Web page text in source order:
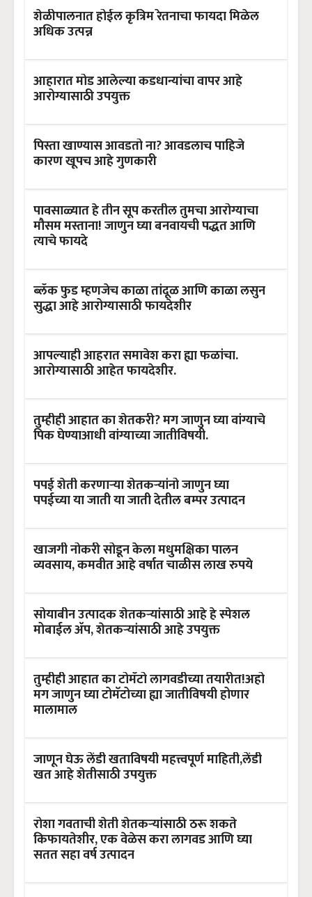
शेळीपालनात होईल कृत्रिम रेतनाचा फायदा मिळेल
अधिक उत्पन्न
आहारात मोड आलेल्या कडधान्यांचा वापर आहे
आरोग्यासाठी उपयुक्त
पिस्ता खाण्यास आवडतो ना? आवडलाच पाहिजे
कारण खूपच आहे गुणकारी
पावसाळ्यात हे तीन सूप करतील तुमचा आरोग्याचा
मौसम मस्ताना! जाणुन घ्या बनवायची पद्धत आणि
त्याचे फायदे
ब्लॅक फुड म्हणजेच काळा तांदूळ आणि काळा लसुन
सुद्धा आहे आरोग्यासाठी फायदेशीर
आपल्याही आहरात समावेश करा ह्या फळांचा.
आरोग्यासाठी आहेत फायदेशीर.
तुम्हीही आहात का शेतकरी? मग जाणुन घ्या वांग्याचे
पिक घेण्याआधी वांग्याच्या जातीविषयी.
पपई शेती करणाऱ्या शेतकऱ्यांनो जाणुन घ्या
पपईच्या या जाती या जाती देतील बम्पर उत्पादन
खाजगी नोकरी सोडून केला मधुमक्षिका पालन
व्यवसाय, कमवीत आहे वर्षात चाळीस लाख रुपये
सोयाबीन उत्पादक शेतकऱ्यांसाठी आहे हे स्पेशल
मोबाईल ॲप, शेतकऱ्यांसाठी आहे उपयुक्त
तुम्हीही आहात का टोमॅटो लागवडीच्या तयारीत!अहो
मग जाणुन घ्या टोमॅटोच्या ह्या जातीविषयी होणार
मालामाल
जाणून घेऊ लेंडी खताविषयी महत्त्वपूर्ण माहिती,लेंडी
खत आहे शेतीसाठी उपयुक्त
रोशा गवताची शेती शेतकऱ्यांसाठी ठरू शकते
किफायतेशीर, एक वेळेस करा लागवड आणि घ्या
सतत सहा वर्ष उत्पादन